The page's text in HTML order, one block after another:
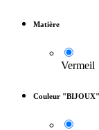
Matière
Vermeil
Couleur "BIJOUX"